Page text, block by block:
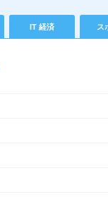
IT 経済 ス